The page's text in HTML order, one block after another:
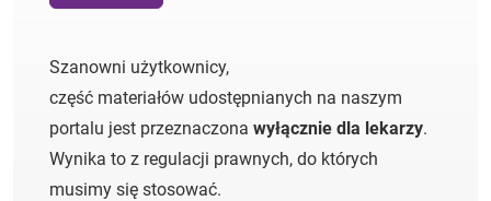
Szanowni użytkownicy,
część materiałów udostępnianych na naszym
portalu jest przeznaczona wyłącznie dla lekarzy.
Wynika to z regulacji prawnych, do których
musimy się stosować.